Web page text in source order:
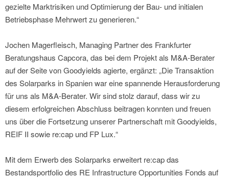
gezielte Marktrisiken und Optimierung der Bau- und initialen
Betriebsphase Mehrwert zu generieren.“
Jochen Magerfleisch, Managing Partner des Frankfurter
Beratungshaus Capcora, das bei dem Projekt als M&A-Berater
auf der Seite von Goodyields agierte, ergänzt: „Die Transaktion
des Solarparks in Spanien war eine spannende Herausforderung
für uns als M&A-Berater. Wir sind stolz darauf, dass wir zu
diesem erfolgreichen Abschluss beitragen konnten und freuen
uns über die Fortsetzung unserer Partnerschaft mit Goodyields,
REIF II sowie re:cap und FP Lux.“
Mit dem Erwerb des Solarparks erweitert re:cap das
Bestandsportfolio des RE Infrastructure Opportunities Fonds auf